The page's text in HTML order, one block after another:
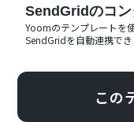
SendGridのコ
Yoomのテンプレートを
SendGridを自動連携でき
この